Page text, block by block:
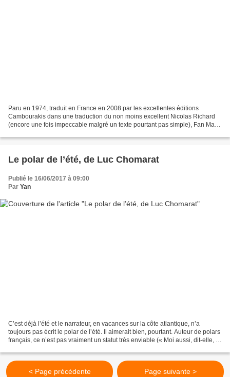
Paru en 1974, traduit en France en 2008 par les excellentes éditions
Cambourakis dans une traduction du non moins excellent Nicolas Richard
(encore une fois impeccable malgré un texte pourtant pas simple), Fan Man
Le polar de l’été, de Luc Chomarat
Publié le 16/06/2017 à 09:00
Par Yan
C’est déjà l’été et le narrateur, en vacances sur la côte atlantique, n’a
toujours pas écrit le polar de l’été. Il aimerait bien, pourtant. Auteur de polars
français, ce n’est pas vraiment un statut très enviable (« Moi aussi, dit-elle, je
< Page précédente Page suivante >